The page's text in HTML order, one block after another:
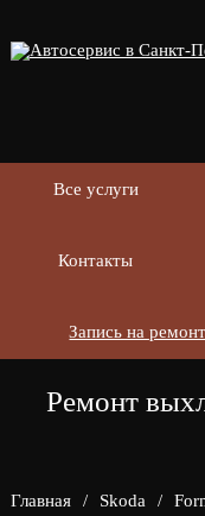
Все услуги
Контакты
Запись на ремонт
Ремонт
Главная / Skoda /